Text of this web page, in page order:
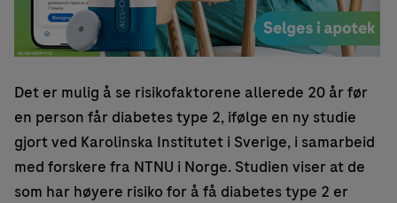
Det er mulig å se risikofaktorene allerede 20 år før
en person får diabetes type 2, ifølge en ny studie
gjort ved Karolinska Institutet i Sverige, i samarbeid
med forskere fra NTNU i Norge. Studien viser at de
som har høyere risiko for å få diabetes type 2 er